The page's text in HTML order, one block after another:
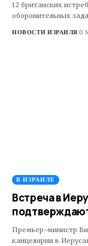
12 британских
оборонительных
НОВОСТИ ИЗРАИЛЯ 0
В ИЗРАИЛЕ
Встреча в
Премьер-министр
канцелярии в